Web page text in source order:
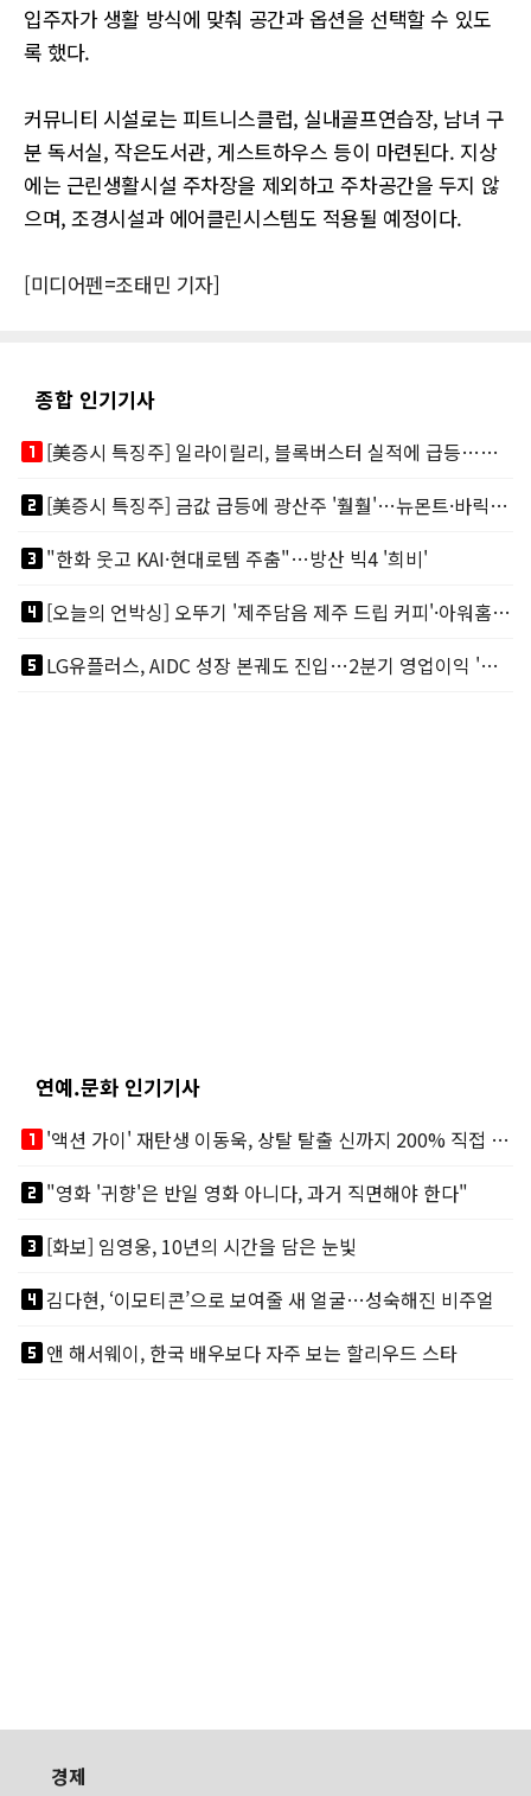
입주자가 생활 방식에 맞춰 공간과 옵션을 선택할 수 있도
록 했다.
커뮤니티 시설로는 피트니스클럽, 실내골프연습장, 남녀 구
분 독서실, 작은도서관, 게스트하우스 등이 마련된다. 지상
에는 근린생활시설 주차장을 제외하고 주차공간을 두지 않
으며, 조경시설과 에어클린시스템도 적용될 예정이다.
[미디어펜=조태민 기자]
종합 인기기사
looks_one
[美증시 특징주] 일라이릴리, 블록버스터 실적에 급등…마운자로 매출 폭발
looks_two
[美증시 특징주] 금값 급등에 광산주 '훨훨'…뉴몬트·바릭마이닝 주도
looks_3"한화 웃고 KAI·현대로템 주춤"…방산 빅4 '희비'
looks_4
[오늘의 언박싱] 오뚜기 '제주담음 제주 드립 커피'·아워홈 ‘갓석박지’ 外
looks_5
LG유플러스, AIDC 성장 본궤도 진입…2분기 영업이익 '역대 최대'
연예.문화 인기기사
looks_one
'액션 가이' 재탄생 이동욱, 상탈 탈출 신까지 200% 직접 소화
looks_two"영화 '귀향'은 반일 영화 아니다, 과거 직면해야 한다"
looks_3[화보] 임영웅, 10년의 시간을 담은 눈빛
looks_4김다현, ‘이모티콘’으로 보여줄 새 얼굴…성숙해진 비주얼
looks_5앤 해서웨이, 한국 배우보다 자주 보는 할리우드 스타
경제